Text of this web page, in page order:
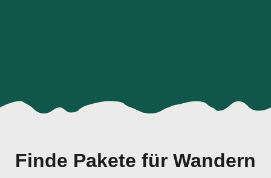
Finde Pakete für Wandern